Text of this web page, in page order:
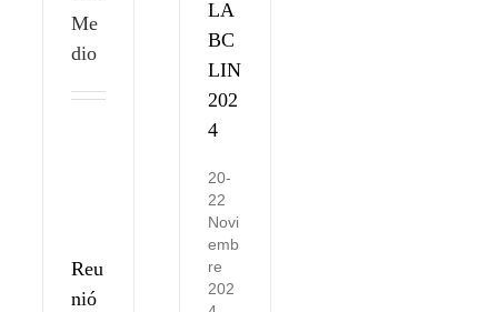
Me
dio
Reu
nió
LA
BC
LIN
202
4
20-
22
Novi
emb
re
202